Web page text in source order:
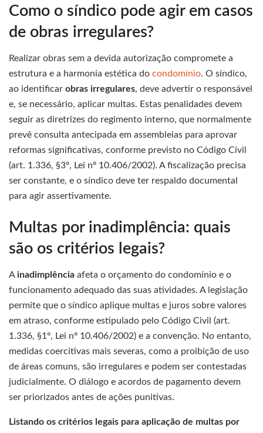
Como o síndico pode agir em casos
de obras irregulares?
Realizar obras sem a devida autorização compromete a
estrutura e a harmonia estética do condomínio. O síndico,
ao identificar obras irregulares, deve advertir o responsável
e, se necessário, aplicar multas. Estas penalidades devem
seguir as diretrizes do regimento interno, que normalmente
prevê consulta antecipada em assembleias para aprovar
reformas significativas, conforme previsto no Código Civil
(art. 1.336, §3º, Lei nº 10.406/2002). A fiscalização precisa
ser constante, e o síndico deve ter respaldo documental
para agir assertivamente.
Multas por inadimplência: quais
são os critérios legais?
A inadimplência afeta o orçamento do condomínio e o
funcionamento adequado das suas atividades. A legislação
permite que o síndico aplique multas e juros sobre valores
em atraso, conforme estipulado pelo Código Civil (art.
1.336, §1º, Lei nº 10.406/2002) e a convenção. No entanto,
medidas coercitivas mais severas, como a proibição de uso
de áreas comuns, são irregulares e podem ser contestadas
judicialmente. O diálogo e acordos de pagamento devem
ser priorizados antes de ações punitivas.
Listando os critérios legais para aplicação de multas por